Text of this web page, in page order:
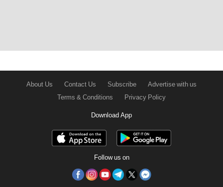
About Us Contact Us Subscribe
Advertise with us
Terms & Conditions
Privacy Policy
Download App
Follow us on